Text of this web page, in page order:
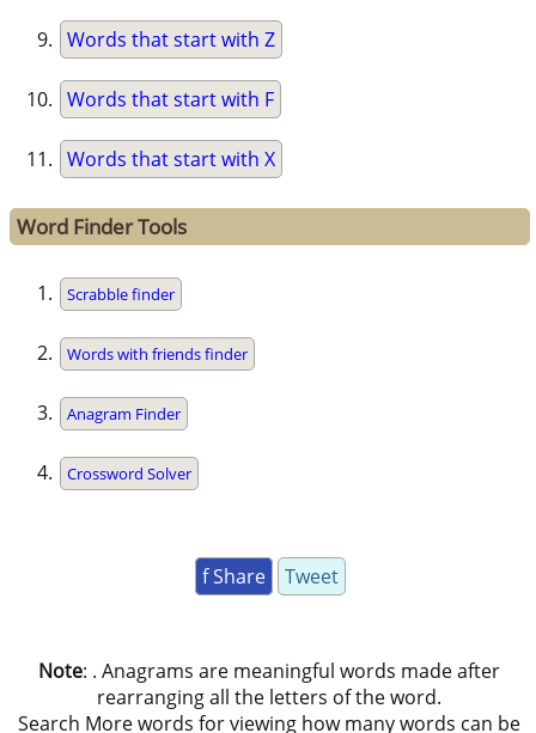
Words that start with Z
Words that start with F
Words that start with X
Word Finder Tools
Scrabble finder
Words with friends finder
Anagram Finder
Crossword Solver
f Share Tweet
Note: . Anagrams are meaningful words made after
rearranging all the letters of the word.
Search More words for viewing how many words can be